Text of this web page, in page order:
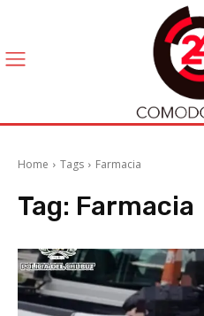
Home Tags Farmacia
Tag: Farmacia